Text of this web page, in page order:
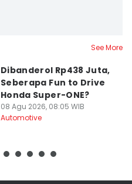
See More
Dibanderol Rp438 Juta,
Seberapa Fun to Drive
Honda Super-ONE?
08 Agu 2026, 08:05 WIB
Automotive